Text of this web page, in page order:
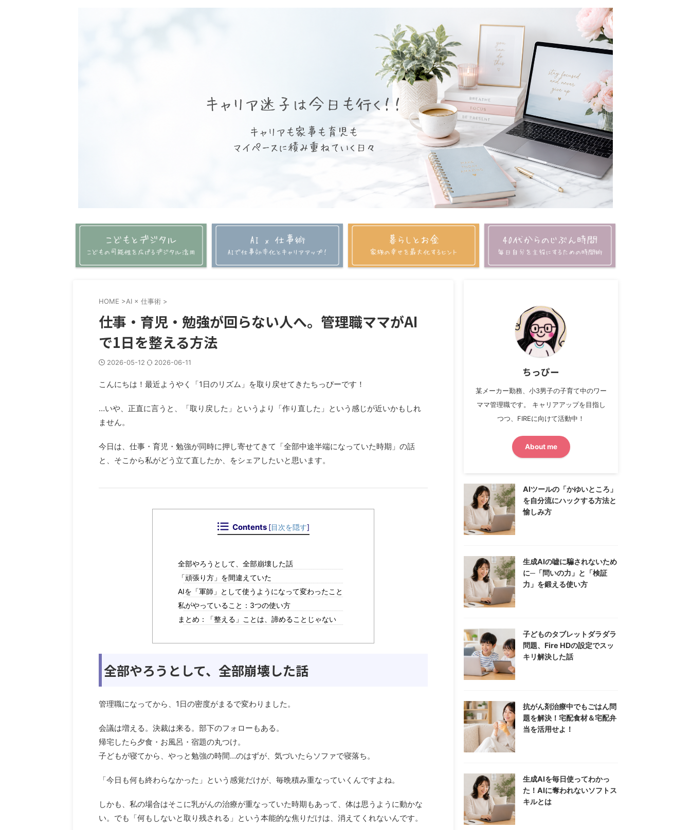
HOME >AI × 仕事術 >
仕事・育児・勉強が回らない人へ。管理職ママがAI
で1日を整える方法
2026-05-12 2026-06-11
こんにちは！最近ようやく「1日のリズム」を取り戻せてきたちっぴーです！
…いや、正直に言うと、「取り戻した」というより「作り直した」という感じが近いかもしれ
ません。
今日は、仕事・育児・勉強が同時に押し寄せてきて「全部中途半端になっていた時期」の話
と、そこから私がどう立て直したか、をシェアしたいと思います。
Contents [目次を隠す]
全部やろうとして、全部崩壊した話
「頑張り方」を間違えていた
AIを「軍師」として使うようになって変わったこと
私がやっていること：3つの使い方
まとめ：「整える」ことは、諦めることじゃない
全部やろうとして、全部崩壊した話
管理職になってから、1日の密度がまるで変わりました。
会議は増える。決裁は来る。部下のフォローもある。
帰宅したら夕食・お風呂・宿題の丸つけ。
子どもが寝てから、やっと勉強の時間…のはずが、気づいたらソファで寝落ち。
「今日も何も終わらなかった」という感覚だけが、毎晩積み重なっていくんですよね。
しかも、私の場合はそこに乳がんの治療が重なっていた時期もあって、体は思うように動かな
い。でも「何もしないと取り残される」という本能的な焦りだけは、消えてくれないんです。
ちっぴー
某メーカー勤務、小3男子の子育て中のワー
ママ管理職です。 キャリアアップを目指し
つつ、FIREに向けて活動中！
About me
AIツールの「かゆいところ」
を自分流にハックする方法と
愉しみ方
生成AIの嘘に騙されないため
に─「問いの力」と「検証
力」を鍛える使い方
子どものタブレットダラダラ
問題、Fire HDの設定でスッ
キリ解決した話
抗がん剤治療中でもごはん問
題を解決！宅配食材＆宅配弁
当を活用せよ！
生成AIを毎日使ってわかっ
た！AIに奪われないソフトス
キルとは